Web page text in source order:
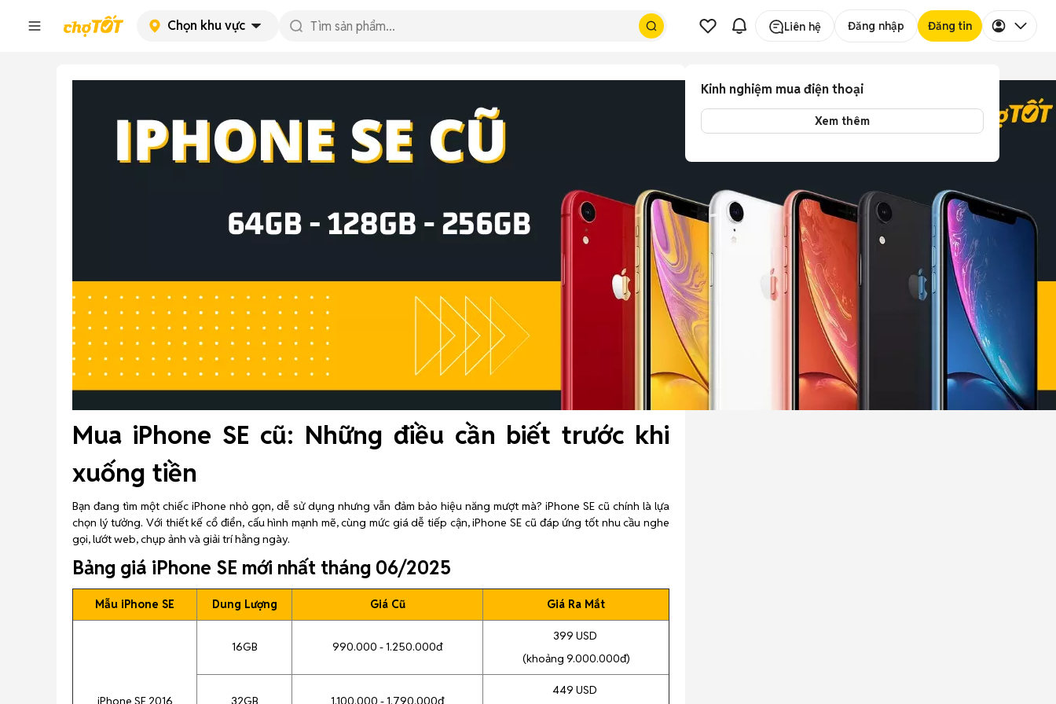
Chọn khu vực Liên hệ Đăng nhập Đăng tin
Mua iPhone SE cũ: Những điều cần biết trước khi
xuống tiền
Bạn đang tìm một chiếc iPhone nhỏ gọn, dễ sử dụng nhưng vẫn đảm bảo hiệu năng mượt mà? iPhone SE cũ chính là lựa
chọn lý tưởng. Với thiết kế cổ điển, cấu hình mạnh mẽ, cùng mức giá dễ tiếp cận, iPhone SE cũ đáp ứng tốt nhu cầu nghe
gọi, lướt web, chụp ảnh và giải trí hằng ngày.
Bảng giá iPhone SE mới nhất tháng 06/2025
Mẫu iPhone SE Dung Lượng Giá Cũ Giá Ra Mắt
iPhone SE 2016
16GB 990.000 - 1.250.000đ
399 USD
(khoảng 9.000.000đ)
32GB 1.100.000 - 1.790.000đ
449 USD
Kinh nghiệm mua điện thoại
Xem thêm